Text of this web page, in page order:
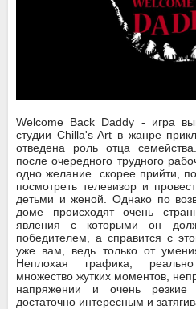
Welcome Back Daddy - игра
студии Chilla's Art в жанре
отведена роль отца
после очередного трудного
одно желание. скорее прийти,
посмотреть телевизор и
детьми и женой. Однако по
доме происходят очень
явления с которыми он
победителем, а справится с
уже вам, ведь только от
Неплохая графика,
множество жутких моментов,
напряжении и очень
достаточно интересным и